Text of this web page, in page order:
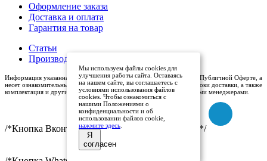
Оформление заказа
Доставка и оплата
Гарантия на товар
Статьи
Производители
Информация указанная на сайте (описания и цены), не относится к Публичной Оферте, а
несет ознакомительный характер. Окончательная цена, условия и сроки доставки, а также
комплектация и другие характеристики товаров - уточняются нашими менеджерами.
/*Кнопка Вконтакте (международный логотип)*/
Мы используем файлы cookies для
улучшения работы сайта. Оставаясь
на нашем сайте, вы соглашаетесь с
условиями использования файлов
cookies. Чтобы ознакомиться с
нашими Положениями о
конфиденциальности и об
использовании файлов cookie,
нажмите здесь
Я
согласен